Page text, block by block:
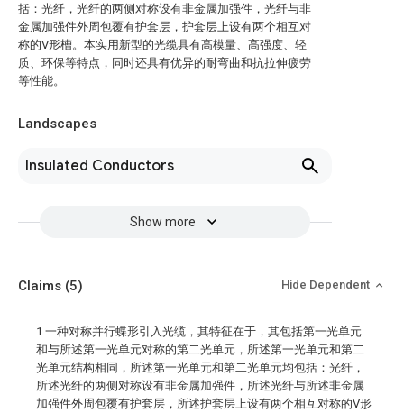
括：光纤，光纤的两侧对称设有非金属加强件，光纤与非
金属加强件外周包覆有护套层，护套层上设有两个相互对
称的V形槽。本实用新型的光缆具有高模量、高强度、轻
质、环保等特点，同时还具有优异的耐弯曲和抗拉伸疲劳
等性能。
Landscapes
Insulated Conductors
Show more
Claims (5) Hide Dependent
1.一种对称并行蝶形引入光缆，其特征在于，其包括第一光单元
和与所述第一光单元对称的第二光单元，所述第一光单元和第二
光单元结构相同，所述第一光单元和第二光单元均包括：光纤，
所述光纤的两侧对称设有非金属加强件，所述光纤与所述非金属
加强件外周包覆有护套层，所述护套层上设有两个相互对称的V形